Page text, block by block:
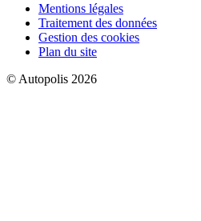
Mentions légales
Traitement des données
Gestion des cookies
Plan du site
© Autopolis 2026